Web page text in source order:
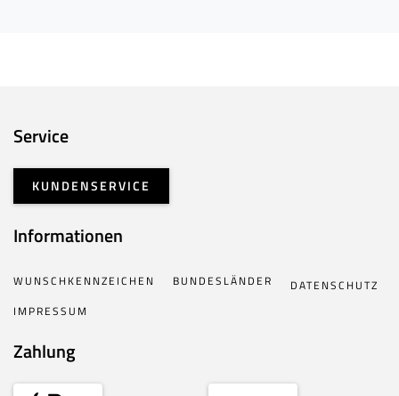
Service
KUNDENSERVICE
Informationen
WUNSCHKENNZEICHEN BUNDESLÄNDER
DATENSCHUTZ
IMPRESSUM
Zahlung